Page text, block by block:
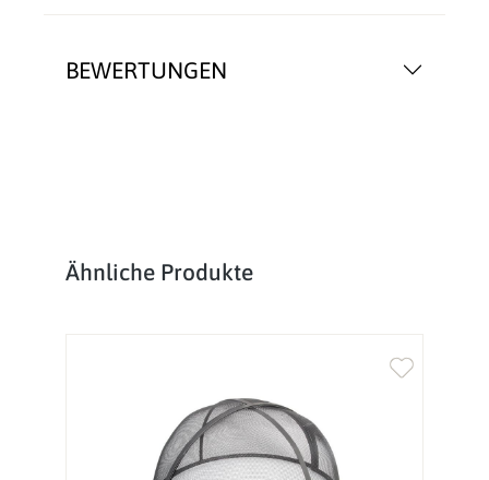
BEWERTUNGEN
Produktgalerie überspringen
Ähnliche Produkte